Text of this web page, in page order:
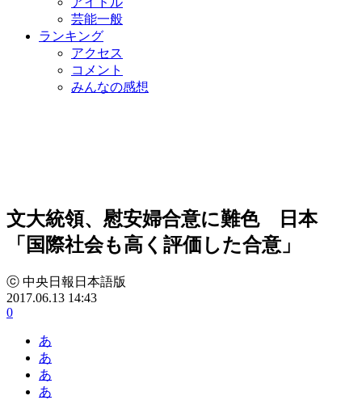
芸能一般
ランキング
アクセス
コメント
みんなの感想
文大統領、慰安婦合意に難色 日本
「国際社会も高く評価した合意」
ⓒ 中央日報日本語版
2017.06.13 14:43
0
あ
あ
あ
あ